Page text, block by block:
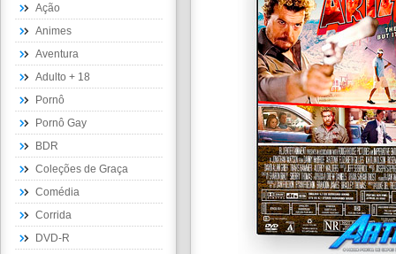
Ação
Animes
Aventura
Adulto + 18
Pornô
Pornô Gay
BDR
Coleções de Graça
Comédia
Corrida
DVD-R